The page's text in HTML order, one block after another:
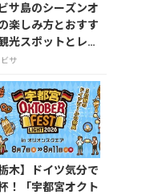
サ島のシーズンオ
楽しみ方とおすす
光スポットとレス
ン12選
ビサ
栃木】ドイツ気分で
！「宇都宮オクト